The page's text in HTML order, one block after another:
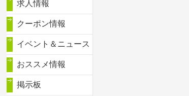
求人情報
クーポン情報
イベント＆ニュース
おススメ情報
掲示板